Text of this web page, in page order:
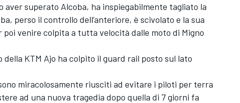
aver superato Alcoba, ha inspiegabilmente tagliato la
perso il controllo dell’anteriore, è scivolato e la sua
poi venire colpita a tutta velocità dalle moto di Migno
della KTM Ajo ha colpito il guard rail posto sul lato
miracolosamente riusciti ad evitare i piloti per terra
ad una nuova tragedia dopo quella di 7 giorni fa